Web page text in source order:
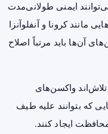
ایمنی طولانی‌مدت
مانند کرونا و آنفلوآنزا
آن‌ها باید مرتباً اصلاح
واکسن‌های
که بتوانند علیه طیف
ایجاد کنند.